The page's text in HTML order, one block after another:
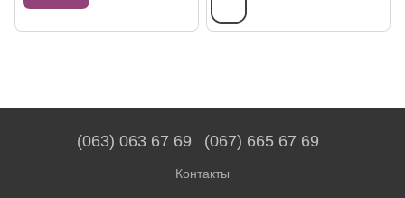
(063) 063 67 69 (067) 665 67 69
Контакты